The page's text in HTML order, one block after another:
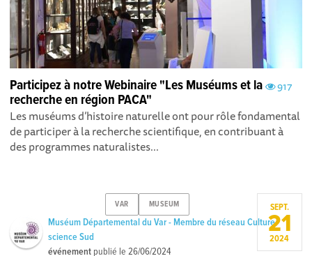
917
Participez à notre Webinaire "Les Muséums et la
recherche en région PACA"
Les muséums d’histoire naturelle ont pour rôle fondamental
de participer à la recherche scientifique, en contribuant à
des programmes naturalistes...
VAR MUSEUM
Muséum Départemental du Var - Membre du réseau Culture
science Sud
événement publié le26/06/2024
SEPT.
21
2024